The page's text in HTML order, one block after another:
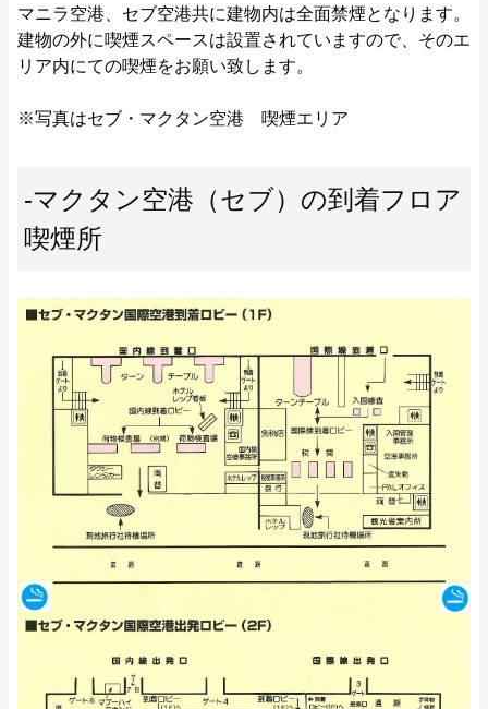
マニラ空港、セブ空港共に建物内は全面禁煙となります。
建物の外に喫煙スペースは設置されていますので、そのエ
リア内にての喫煙をお願い致します。
※写真はセブ・マクタン空港 喫煙エリア
-マクタン空港（セブ）の到着フロア
喫煙所